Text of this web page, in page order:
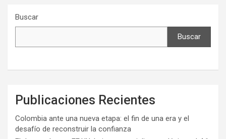
Buscar
Buscar
Publicaciones Recientes
Colombia ante una nueva etapa: el fin de una era y el
desafío de reconstruir la confianza